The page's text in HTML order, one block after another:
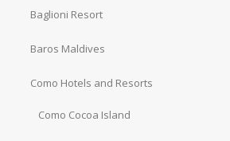
Baglioni Resort
Baros Maldives
Como Hotels and Resorts
Como Cocoa Island